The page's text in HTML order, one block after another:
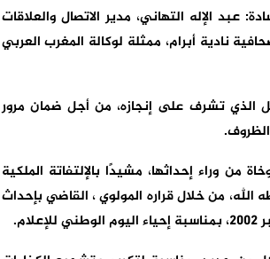
عبد الإله التهاني، مدير الاتصال والعلاقات
نادية أبرام، ممثلة لوكالة المغرب العربي
الذي تشرف على إنجازه، من أجل ضمان مرور
من وراء إحداثها، مشيدًا بالإلتفاتة الملكية
من خلال قراره المولوي ، القاضي بإحداث